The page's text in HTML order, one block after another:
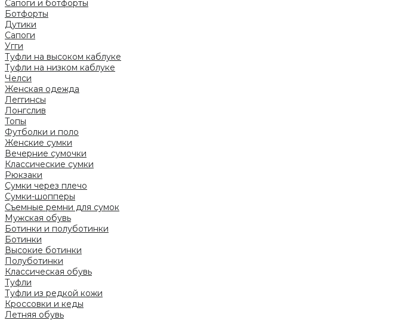
Сапоги и ботфорты
Ботфорты
Дутики
Сапоги
Угги
Туфли на высоком каблуке
Туфли на низком каблуке
Челси
Женская одежда
Леггинсы
Лонгслив
Топы
Футболки и поло
Женские сумки
Вечерние сумочки
Классические сумки
Рюкзаки
Сумки через плечо
Сумки-шопперы
Съемные ремни для сумок
Мужская обувь
Ботинки и полуботинки
Ботинки
Высокие ботинки
Полуботинки
Классическая обувь
Туфли
Туфли из редкой кожи
Кроссовки и кеды
Летняя обувь